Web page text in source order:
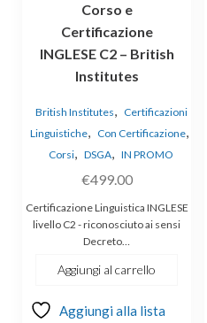
Corso e
Certificazione
INGLESE C2 – British
Institutes
British Institutes, Certificazioni
Linguistiche, Con Certificazione,
Corsi, DSGA, IN PROMO
€499.00
Certificazione Linguistica INGLESE
livello C2 - riconosciuto ai sensi
Decreto…
Aggiungi al carrello
Aggiungi alla lista